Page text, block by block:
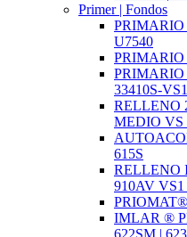
Primer | Fondos
U7540
PRIMARIO
33410S-
RELLENO
MEDIO VS
615S
RELLENO
910AV
IMLAR ®
622SM |